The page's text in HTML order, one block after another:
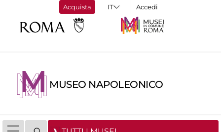
Acquista Accedi
MUSEO NAPOLEONICO